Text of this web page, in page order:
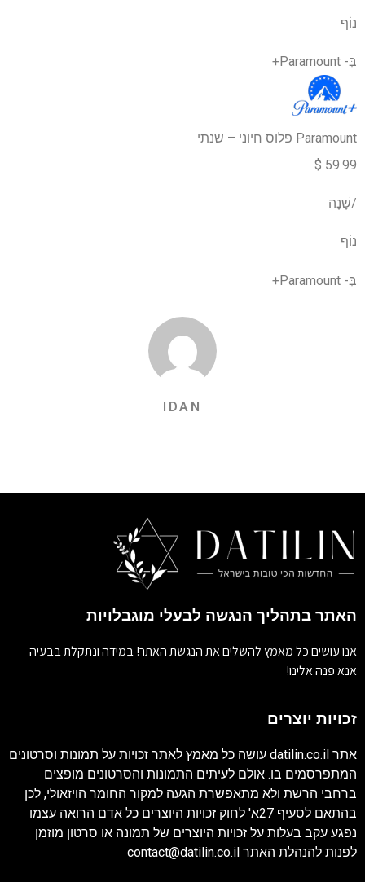
נוֹף
בְּ- Paramount+
Paramount פלוס חיוני – שנתי
59.99 $
/שָׁנָה
נוֹף
בְּ- Paramount+
IDAN
האתר בתהליך הנגשה לבעלי מוגבלויות
אנו עושים כל מאמץ להשלים את הנגשת האתר! במידה ונתקלת בבעיה
אנא פנה אלינו!
זכויות יוצרים
אתר datilin.co.il עושה כל מאמץ לאתר זכויות על תמונות וסרטונים
המתפרסמים בו. אולם לעיתים התמונות והסרטונים מופצים
ברחבי הרשת ולא מתאפשרת הגעה למקור החומר הויזאולי, לכן
בהתאם לסעיף 27א' לחוק זכויות היוצרים כל אדם הרואה עצמו
נפגע עקב בעלות על זכויות היוצרים של תמונה או סרטון מוזמן
לפנות להנהלת האתר contact@datilin.co.il